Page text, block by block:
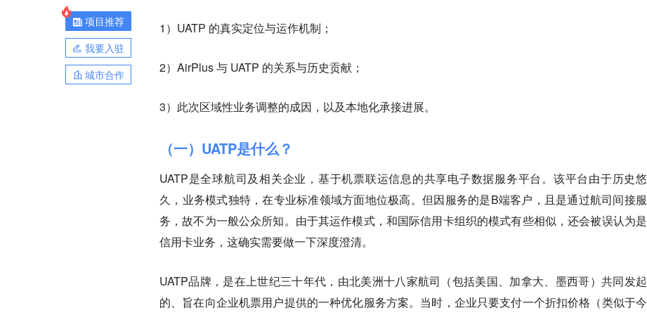
项目推荐
我要入驻
城市合作
1）UATP 的真实定位与运作机制；
2）AirPlus 与 UATP 的关系与历史贡献；
3）此次区域性业务调整的成因，以及本地化承接进展。
（一）UATP是什么？
UATP是全球航司及相关企业，基于机票联运信息的共享电子数据服务平台。该平台由于历史悠
久，业务模式独特，在专业标准领域方面地位极高。但因服务的是B端客户，且是通过航司间接服
务，故不为一般公众所知。由于其运作模式，和国际信用卡组织的模式有些相似，还会被误认为是
信用卡业务，这确实需要做一下深度澄清。
UATP品牌，是在上世纪三十年代，由北美洲十八家航司（包括美国、加拿大、墨西哥）共同发起
的、旨在向企业机票用户提供的一种优化服务方案。当时，企业只要支付一个折扣价格（类似于今